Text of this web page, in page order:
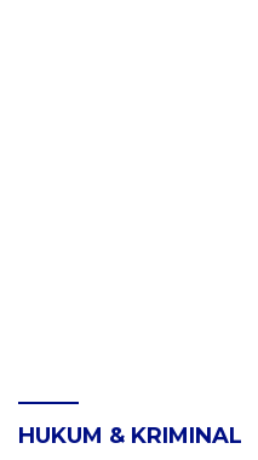
HUKUM & KRIMINAL